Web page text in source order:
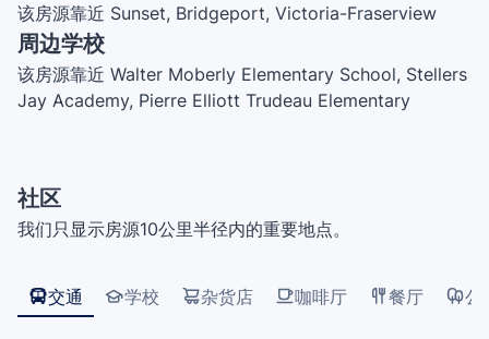
该房源靠近 Sunset, Bridgeport, Victoria-Fraserview
周边学校
该房源靠近 Walter Moberly Elementary School, Stellers
Jay Academy, Pierre Elliott Trudeau Elementary
Elementary School
社区
我们只显示房源10公里半径内的重要地点。
交通 学校 杂货店 咖啡厅 餐厅 公